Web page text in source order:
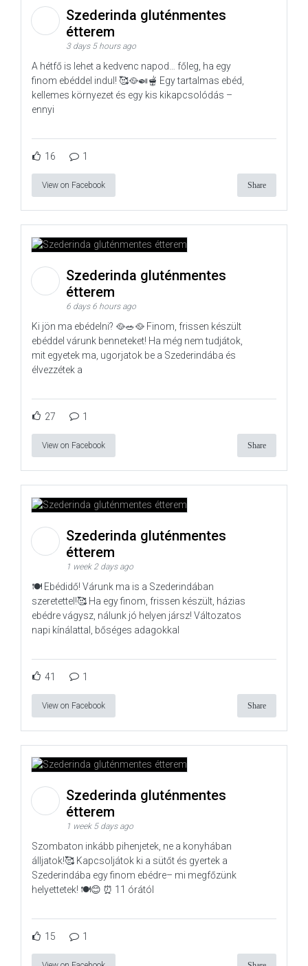
Szederinda gluténmentes
étterem
3 days 5 hours ago
A hétfő is lehet a kedvenc napod… főleg, ha egy
finom ebéddel indul! 🥰🥘🍛🫕 Egy tartalmas ebéd,
kellemes környezet és egy kis kikapcsolódás –
ennyi
16 1
View on Facebook Share
Szederinda gluténmentes
étterem
6 days 6 hours ago
Ki jön ma ebédelni? 🥘🥗🥘 Finom, frissen készült
ebéddel várunk benneteket! Ha még nem tudjátok,
mit egyetek ma, ugorjatok be a Szederindába és
élvezzétek a
27 1
View on Facebook Share
Szederinda gluténmentes
étterem
1 week 2 days ago
🍽️ Ebédidő! Várunk ma is a Szederindában
szeretettel!🥰 Ha egy finom, frissen készült, házias
ebédre vágysz, nálunk jó helyen jársz! Változatos
napi kínálattal, bőséges adagokkal
41 1
View on Facebook Share
Szederinda gluténmentes
étterem
1 week 5 days ago
Szombaton inkább pihenjetek, ne a konyhában
álljatok!🥰 Kapcsoljátok ki a sütőt és gyertek a
Szederindába egy finom ebédre– mi megfőzünk
helyettetek! 🍽️😊 ⏰ 11 órától
15 1